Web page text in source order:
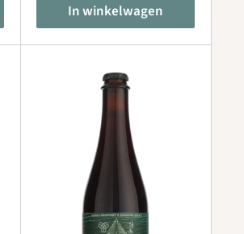
In winkelwagen